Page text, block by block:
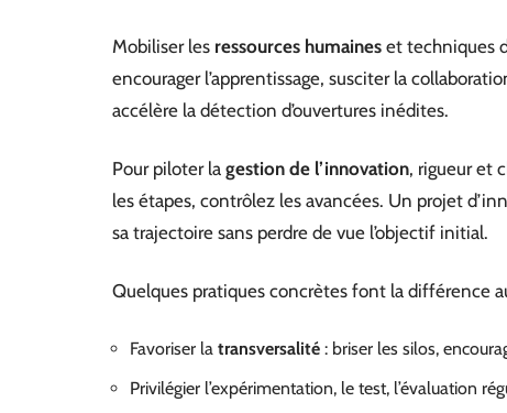
Mobiliser les ressources humaines et techniques
encourager l’apprentissage, susciter la
accélère la détection d’ouvertures inédites.
Pour piloter la gestion de l’innovation, rigueur et
les étapes, contrôlez les avancées. Un projet
sa trajectoire sans perdre de vue l’objectif initial.
Quelques pratiques concrètes font la différence
Favoriser la transversalité : briser les silos,
Privilégier l’expérimentation, le test, l’évaluation